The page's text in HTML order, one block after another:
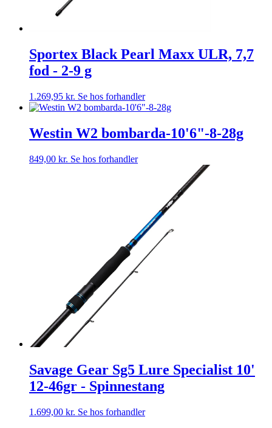
Sportex Black Pearl Maxx ULR, 7,7
fod - 2-9 g
1.269,95 kr. Se hos forhandler
Westin W2 bombarda-10'6"-8-28g
849,00 kr. Se hos forhandler
Savage Gear Sg5 Lure Specialist 10'
12-46gr - Spinnestang
1.699,00 kr. Se hos forhandler